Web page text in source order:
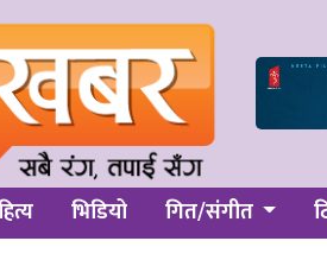
भिडियो गित/संगीत